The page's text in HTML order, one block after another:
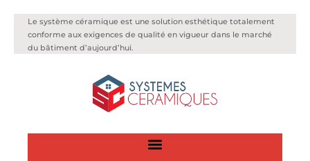
Le système céramique est une solution esthétique totalement
conforme aux exigences de qualité en vigueur dans le marché
du bâtiment d’aujourd’hui.